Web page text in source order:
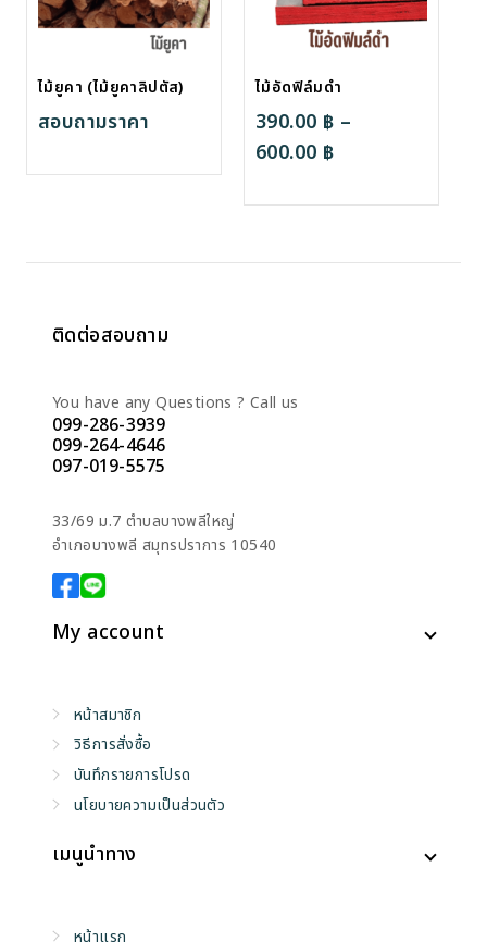
ไม้ยูคา (ไม้ยูคาลิปตัส)
สอบถามราคา
ไม้อัดฟิล์มดำ
390.00 ฿ –
600.00 ฿Price
390.00 ฿
600.00 ฿
ติดต่อสอบถาม
You have any Questions ? Call us
099-286-3939
099-264-4646
097-019-5575
33/69 ม.7 ตำบลบางพลีใหญ่
อำเภอบางพลี สมุทรปราการ 10540
My account
หน้าสมาชิก
วิธีการสั่งซื้อ
บันทึกรายการโปรด
นโยบายความเป็นส่วนตัว
เมนูนำทาง
หน้าแรก